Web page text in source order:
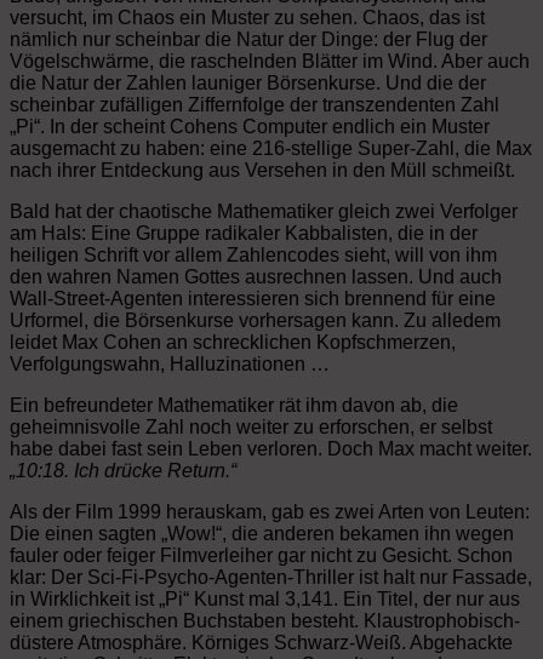
versucht, im Chaos ein Muster zu sehen. Chaos, das ist
nämlich nur scheinbar die Natur der Dinge: der Flug der
Vögelschwärme, die raschelnden Blätter im Wind. Aber auch
die Natur der Zahlen launiger Börsenkurse. Und die der
scheinbar zufälligen Ziffernfolge der transzendenten Zahl
„Pi“. In der scheint Cohens Computer endlich ein Muster
ausgemacht zu haben: eine 216-stellige Super-Zahl, die Max
nach ihrer Entdeckung aus Versehen in den Müll schmeißt.
Bald hat der chaotische Mathematiker gleich zwei Verfolger
am Hals: Eine Gruppe radikaler Kabbalisten, die in der
heiligen Schrift vor allem Zahlencodes sieht, will von ihm
den wahren Namen Gottes ausrechnen lassen. Und auch
Wall-Street-Agenten interessieren sich brennend für eine
Urformel, die Börsenkurse vorhersagen kann. Zu alledem
leidet Max Cohen an schrecklichen Kopfschmerzen,
Verfolgungswahn, Halluzinationen …
Ein befreundeter Mathematiker rät ihm davon ab, die
geheimnisvolle Zahl noch weiter zu erforschen, er selbst
habe dabei fast sein Leben verloren. Doch Max macht weiter.
„10:18. Ich drücke Return.“
Als der Film 1999 herauskam, gab es zwei Arten von Leuten:
Die einen sagten „Wow!“, die anderen bekamen ihn wegen
fauler oder feiger Filmverleiher gar nicht zu Gesicht. Schon
klar: Der Sci-Fi-Psycho-Agenten-Thriller ist halt nur Fassade,
in Wirklichkeit ist „Pi“ Kunst mal 3,141. Ein Titel, der nur aus
einem griechischen Buchstaben besteht. Klaustrophobisch-
düstere Atmosphäre. Körniges Schwarz-Weiß. Abgehackte